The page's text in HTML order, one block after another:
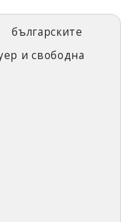
българските
и свободна